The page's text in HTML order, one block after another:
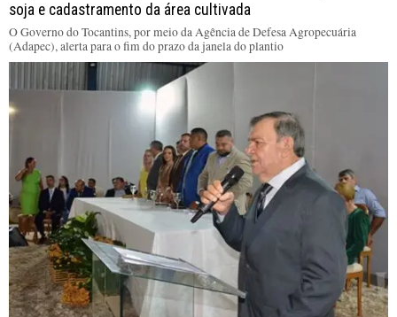
soja e cadastramento da área cultivada
O Governo do Tocantins, por meio da Agência de Defesa Agropecuária
(Adapec), alerta para o fim do prazo da janela do plantio